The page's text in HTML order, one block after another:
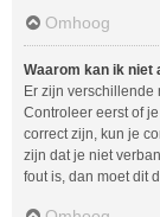
Omhoog
Waarom kan ik niet
Er zijn
Controleer eerst of
correct zijn, kun je
zijn dat je niet
fout is, dan moet dit